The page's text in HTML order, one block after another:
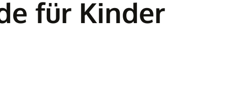
für Kinder